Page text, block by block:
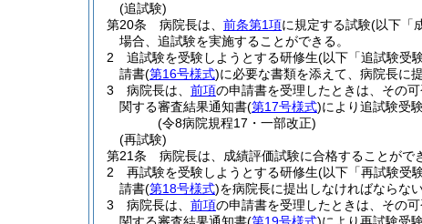
(追試験)
第20条
病院長は、 前条第1項に規定する試験(以下「
場合、追試験を実施することができる。
2
追試験を受験しようとする研修生(以下「追試験受
請書(第16号様式)に必要な書類を添えて、病院長に
3
病院長は、 前項の申請書を受理したときは、その
関する審査結果通知書(第17号様式)により追試験受
(令8病院規程17・一部改正)
(再試験)
第21条
病院長は、成績評価試験に合格することがで
2
再試験を受験しようとする研修生(以下「再試験受
請書(第18号様式)を病院長に提出しなければならない
3
病院長は、 前項の申請書を受理したときは、その